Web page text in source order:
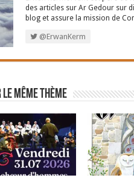
des articles sur Ar Gedour sur
blog et assure la mission de
@ErwanKerm
même thème